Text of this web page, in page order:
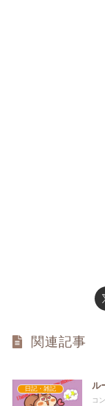
関連記事
日記・雑記 ル
コ